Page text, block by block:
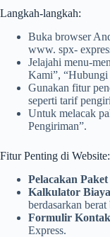
Langkah-langkah:
Buka browser
www. spx-
Jelajahi menu-
Kami”, “Hubungi
Gunakan fitur
seperti tarif
Untuk melacak
Pengiriman”.
Fitur Penting di Website:
Pelacakan Paket
Kalkulator
berdasarkan
Formulir Kontak
Express.